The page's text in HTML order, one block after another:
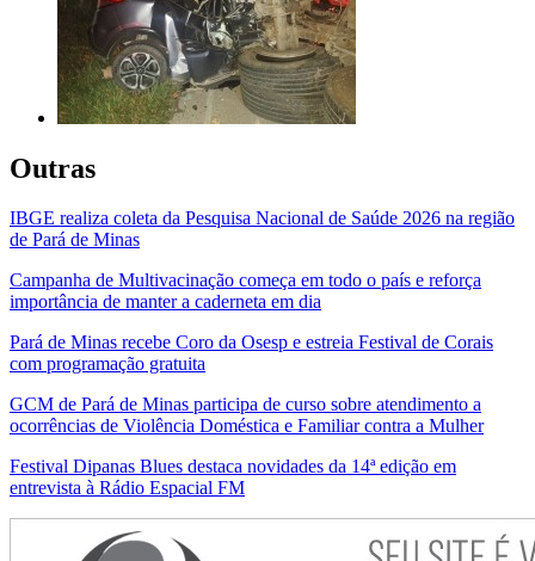
Outras
IBGE realiza coleta da Pesquisa Nacional de Saúde 2026 na região
de Pará de Minas
Campanha de Multivacinação começa em todo o país e reforça
importância de manter a caderneta em dia
Pará de Minas recebe Coro da Osesp e estreia Festival de Corais
com programação gratuita
GCM de Pará de Minas participa de curso sobre atendimento a
ocorrências de Violência Doméstica e Familiar contra a Mulher
Festival Dipanas Blues destaca novidades da 14ª edição em
entrevista à Rádio Espacial FM